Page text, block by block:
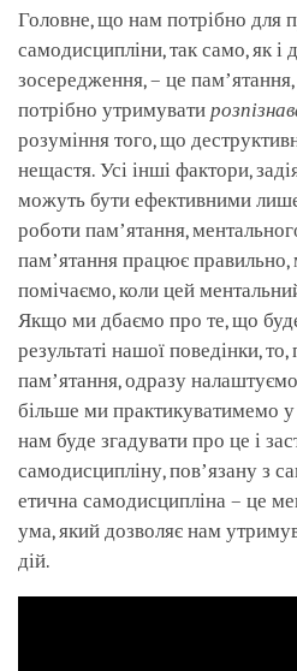
Головне, що нам потрібно для
самодисципліни, так само, як і
зосередження, – це
потрібно утримувати
розуміння того, що
нещастя. Усі інші фактори,
можуть бути ефективними
роботи памʼятання,
памʼятання працює
помічаємо, коли цей
Якщо ми дбаємо про те, що
результаті нашої поведінки,
памʼятання, одразу
більше ми практикуватимемо
нам буде згадувати про це і
самодисципліну, повʼязану з
етична самодисципліна – це
ума, який дозволяє нам
дій.